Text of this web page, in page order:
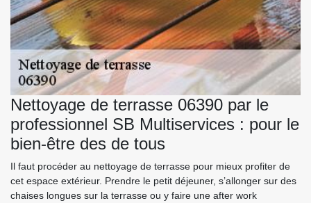
Nettoyage de terrasse 06390 par le
professionnel SB Multiservices : pour le
bien-être des de tous
Il faut procéder au nettoyage de terrasse pour mieux profiter de
cet espace extérieur. Prendre le petit déjeuner, s’allonger sur des
chaises longues sur la terrasse ou y faire une after work